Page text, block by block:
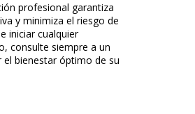
profesional garantiza
y minimiza el riesgo de
iniciar cualquier
consulte siempre a un
el bienestar óptimo de su